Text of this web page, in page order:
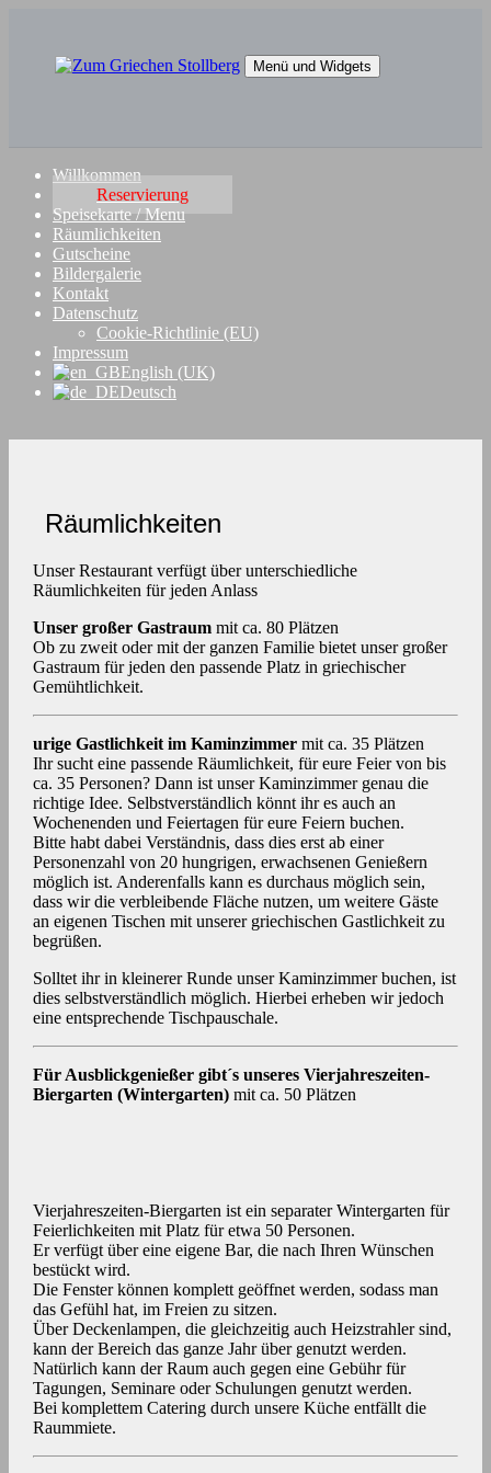
Menü und Widgets
Willkommen
Reservierung
Speisekarte / Menu
Räumlichkeiten
Gutscheine
Bildergalerie
Kontakt
Datenschutz
Cookie-Richtlinie (EU)
Impressum
English (UK)
Deutsch
Räumlichkeiten
Unser Restaurant verfügt über unterschiedliche
Räumlichkeiten für jeden Anlass
Unser großer Gastraum mit ca. 80 Plätzen
Ob zu zweit oder mit der ganzen Familie bietet unser großer
Gastraum für jeden den passende Platz in griechischer
Gemühtlichkeit.
urige Gastlichkeit im Kaminzimmer mit ca. 35 Plätzen
Ihr sucht eine passende Räumlichkeit, für eure Feier von bis
ca. 35 Personen? Dann ist unser Kaminzimmer genau die
richtige Idee. Selbstverständlich könnt ihr es auch an
Wochenenden und Feiertagen für eure Feiern buchen.
Bitte habt dabei Verständnis, dass dies erst ab einer
Personenzahl von 20 hungrigen, erwachsenen Genießern
möglich ist. Anderenfalls kann es durchaus möglich sein,
dass wir die verbleibende Fläche nutzen, um weitere Gäste
an eigenen Tischen mit unserer griechischen Gastlichkeit zu
begrüßen.
Solltet ihr in kleinerer Runde unser Kaminzimmer buchen, ist
dies selbstverständlich möglich. Hierbei erheben wir jedoch
eine entsprechende Tischpauschale.
Für Ausblickgenießer gibt´s unseres Vierjahreszeiten-
Biergarten (Wintergarten)mit ca. 50 Plätzen
Vierjahreszeiten-Biergarten ist ein separater Wintergarten für
Feierlichkeiten mit Platz für etwa 50 Personen.
Er verfügt über eine eigene Bar, die nach Ihren Wünschen
bestückt wird.
Die Fenster können komplett geöffnet werden, sodass man
das Gefühl hat, im Freien zu sitzen.
Über Deckenlampen, die gleichzeitig auch Heizstrahler sind,
kann der Bereich das ganze Jahr über genutzt werden.
Natürlich kann der Raum auch gegen eine Gebühr für
Tagungen, Seminare oder Schulungen genutzt werden.
Bei komplettem Catering durch unsere Küche entfällt die
Raummiete.